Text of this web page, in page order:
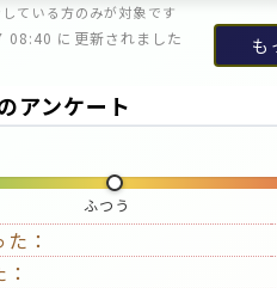
ている方のみが対象です
に更新されました も
アンケート
ふつう
：